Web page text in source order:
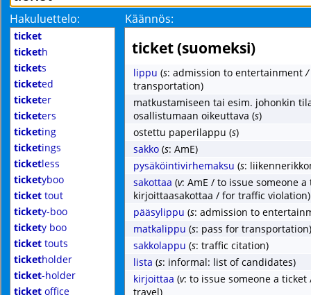
Hakuluettelo: Käännös:
ticket
ticketh
tickets
ticketed
ticketer
ticketers
ticketing
ticketings
ticketless
ticketyboo
ticket tout
tickety-boo
tickety boo
ticket touts
ticketholder
ticket-holder
ticket office
ticket (suomeksi)
lippu (s: admission to entertainment/
transportation)
matkustamiseen tai esim. johonkin
osallistumaan oikeuttava (s)
ostettu paperilappu (s)
sakko (s: AmE)
pysäköintivirhemaksu (s:
sakottaa (v: AmE / to issue someone a
kirjoittaasakottaa / for traffic violation)
pääsylippu (s: admission to
matkalippu (s: pass for transportation)
sakkolappu (s: traffic citation)
lista (s: informal: list of candidates)
kirjoittaa (v: to issue someone a
travel)